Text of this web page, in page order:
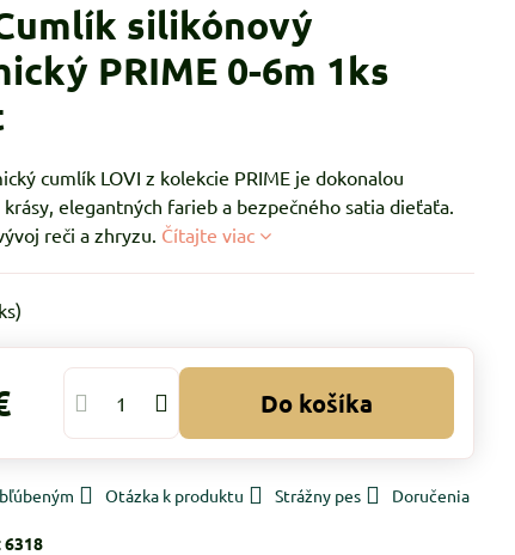
silikónový
PRIME 0-6m 1ks
cumlík LOVI z kolekcie PRIME je dokonalou
elegantných farieb a bezpečného satia dieťaťa.
reči a zhryzu. Čítajte viac
ks)
Do košíka
Otázka k produktu Strážny pes Doručenia
6318